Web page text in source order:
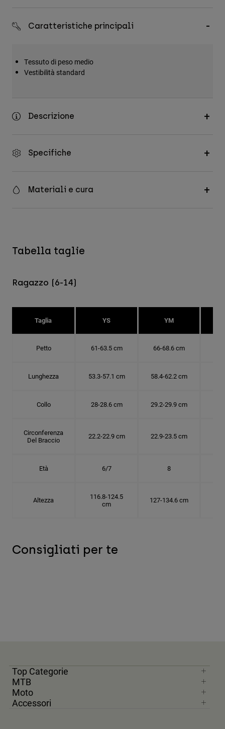
Tutti gli accessori
Cappelli e Berretti
Vedi tutto
Caratteristiche principali
Tessuto di peso medio
Vestibilità standard
Descrizione
Specifiche
Materiali e cura
Tabella taglie
Ragazzo (6-14)
Taglia YS YM
Petto 61-63.5 cm 66-68.6 cm
Lunghezza 53.3-57.1 cm 58.4-62.2 cm
Collo 28-28.6 cm 29.2-29.9 cm
Circonferenza
Del Braccio
22.2-22.9 cm 22.9-23.5 cm
Età 6/7 8
Altezza
116.8-124.5
cm
127-134.6 cm
Consigliati per te
Top Categorie
MTB
Moto
Accessori